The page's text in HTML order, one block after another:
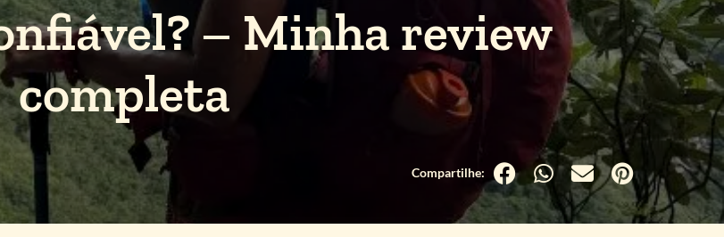
– Minha review
completa